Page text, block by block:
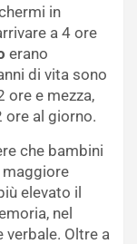
in
a 4 ore
erano
di vita sono
ore e mezza,
ore al giorno.
che bambini
maggiore
elevato il
nel
Oltre a